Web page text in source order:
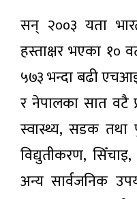
ग्यास
सिलिन्डर
वितरण
सन् २००३ यता
हस्ताक्षर भएका १०
५७३ भन्दा बढी
र नेपालका सात वटै
स्वास्थ्य, सडक तथा
विद्युतीकरण,
अन्य सार्वजनिक